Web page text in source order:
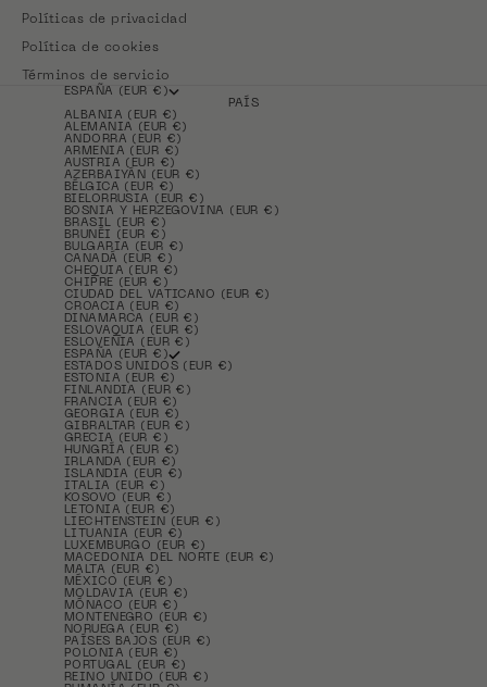
Políticas de privacidad
Política de cookies
Términos de servicio
ESPAÑA (EUR €)
PAÍS
ALBANIA (EUR €)
ALEMANIA (EUR €)
ANDORRA (EUR €)
ARMENIA (EUR €)
AUSTRIA (EUR €)
AZERBAIYÁN (EUR €)
BÉLGICA (EUR €)
BIELORRUSIA (EUR €)
BOSNIA Y HERZEGOVINA (EUR €)
BRASIL (EUR €)
BRUNÉI (EUR €)
BULGARIA (EUR €)
CANADÁ (EUR €)
CHEQUIA (EUR €)
CHIPRE (EUR €)
CIUDAD DEL VATICANO (EUR €)
CROACIA (EUR €)
DINAMARCA (EUR €)
ESLOVAQUIA (EUR €)
ESLOVENIA (EUR €)
ESPAÑA (EUR €)
ESTADOS UNIDOS (EUR €)
ESTONIA (EUR €)
FINLANDIA (EUR €)
FRANCIA (EUR €)
GEORGIA (EUR €)
GIBRALTAR (EUR €)
GRECIA (EUR €)
HUNGRÍA (EUR €)
IRLANDA (EUR €)
ISLANDIA (EUR €)
ITALIA (EUR €)
KOSOVO (EUR €)
LETONIA (EUR €)
LIECHTENSTEIN (EUR €)
LITUANIA (EUR €)
LUXEMBURGO (EUR €)
MACEDONIA DEL NORTE (EUR €)
MALTA (EUR €)
MÉXICO (EUR €)
MOLDAVIA (EUR €)
MÓNACO (EUR €)
MONTENEGRO (EUR €)
NORUEGA (EUR €)
PAÍSES BAJOS (EUR €)
POLONIA (EUR €)
PORTUGAL (EUR €)
REINO UNIDO (EUR €)